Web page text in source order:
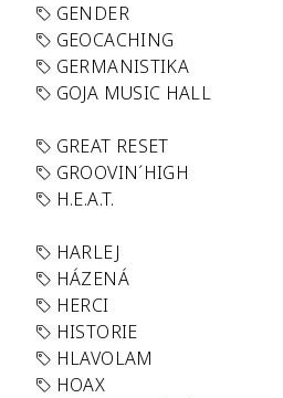
GENDER
GEOCACHING
GERMANISTIKA
GOJA MUSIC HALL
GREAT RESET
GROOVIN´HIGH
H.E.A.T.
HARLEJ
HÁZENÁ
HERCI
HISTORIE
HLAVOLAM
HOAX